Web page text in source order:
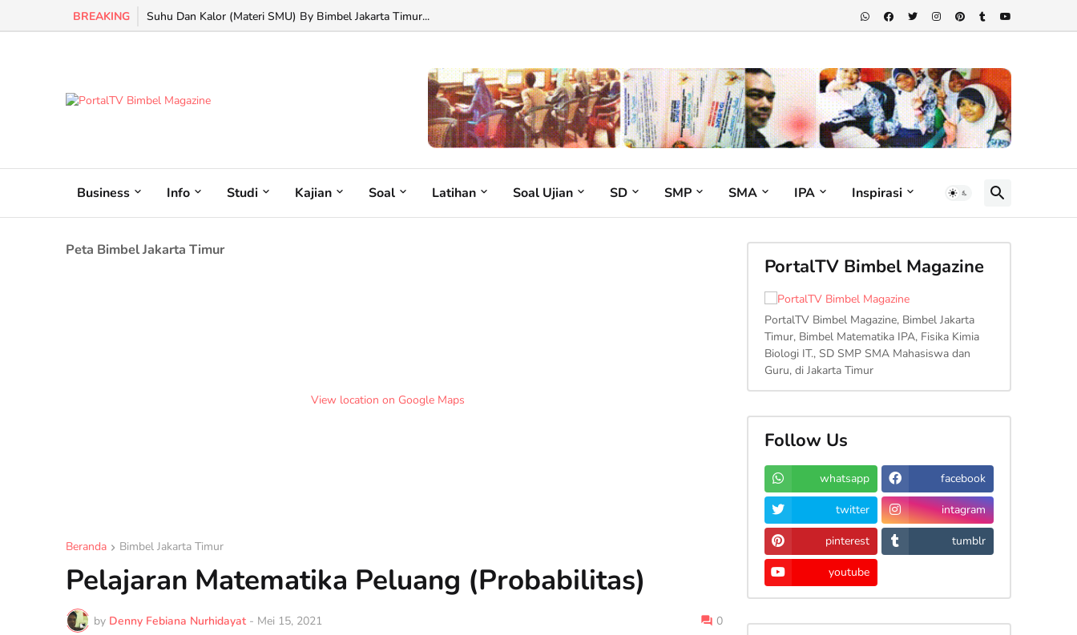
BREAKING Suhu Dan Kalor (Materi SMU) By Bimbel Jakarta Timur...
Business Info Studi Kajian Soal Latihan Soal Ujian SD SMP SMA IPA Inspirasi
Peta Bimbel Jakarta Timur
View location on Google Maps
Beranda Bimbel Jakarta Timur
Pelajaran Matematika Peluang (Probabilitas)
by Denny Febiana Nurhidayat - Mei 15, 2021 0
PortalTV Bimbel Magazine
PortalTV Bimbel Magazine, Bimbel Jakarta
Timur, Bimbel Matematika IPA, Fisika Kimia
Biologi IT., SD SMP SMA Mahasiswa dan
Guru, di Jakarta Timur
Follow Us
whatsapp facebook
twitter intagram
pinterest tumblr
youtube